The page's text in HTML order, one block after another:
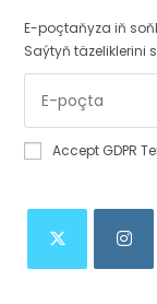
E-poçtaňyza iň
Saýtyň täzeliklerini
Accept GDPR